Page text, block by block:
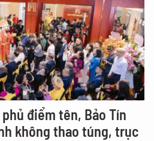
điểm tên, Bảo Tín
không thao túng, trục